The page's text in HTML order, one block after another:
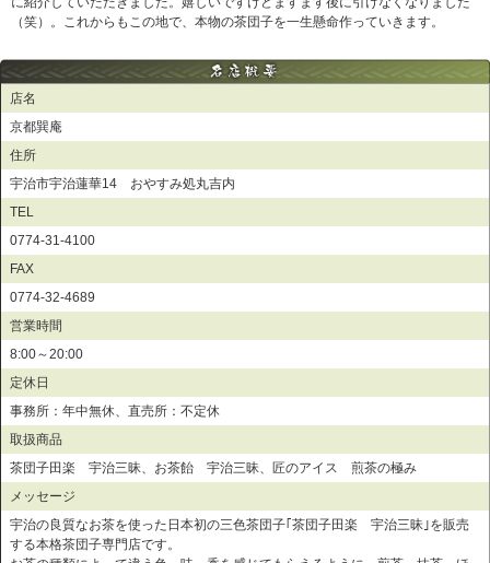
（笑）。これからもこの地で、本物の茶団子を一生懸命作っていきます。
店名
京都巽庵
住所
宇治市宇治蓮華14 おやすみ処丸吉内
TEL
0774-31-4100
FAX
0774-32-4689
営業時間
8:00～20:00
定休日
事務所：年中無休、直売所：不定休
取扱商品
茶団子田楽 宇治三昧、お茶飴 宇治三昧、匠のアイス 煎茶の極み
メッセージ
宇治の良質なお茶を使った日本初の三色茶団子｢茶団子田楽 宇治三昧｣を販売
する本格茶団子専門店です。